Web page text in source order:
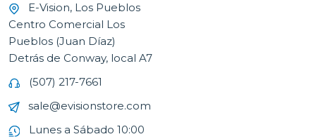
E-Vision, Los Pueblos
Centro Comercial Los
Pueblos (Juan Díaz)
Detrás de Conway, local A7
(507) 217-7661
sale@evisionstore.com
Lunes a Sábado 10:00